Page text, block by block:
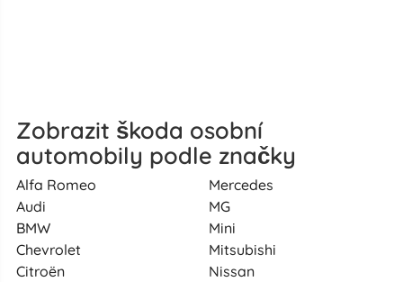
Zobrazit škoda osobní
automobily podle značky
Alfa Romeo
Audi
BMW
Chevrolet
Citroën
Mercedes
MG
Mini
Mitsubishi
Nissan